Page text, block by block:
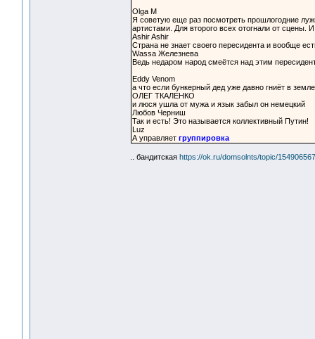
Olga М
Я советую еще раз посмотреть прошлогодние
артистами. Для второго всех отогнали от сцены.
Ashir Ashir
Страна не знает своего пересидента и вообще
Wassa Железнева
Ведь недаром народ смеётся над этим
Eddy Venom
а что если бункерный дед уже давно гниёт в
ОЛЕГ ТКАЛЕНКО
и люся ушла от мужа и язык забыл он немецкий
Любов Черниш
Так и есть! Это называется коллективный Путин!
Luz
А управляет группировка
.. бандитская https://ok.ru/domsolnts/topic/